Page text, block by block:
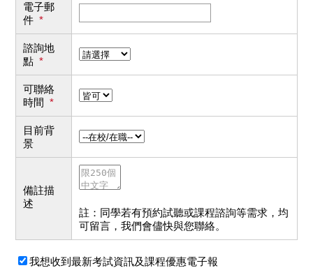
電子郵
件 *
諮詢地
點 *
可聯絡
時間 *
目前背
景
備註描
述
註：同學若有預約試聽或課程諮詢等需求，均
可留言，我們會儘快與您聯絡。
我想收到最新考試資訊及課程優惠電子報